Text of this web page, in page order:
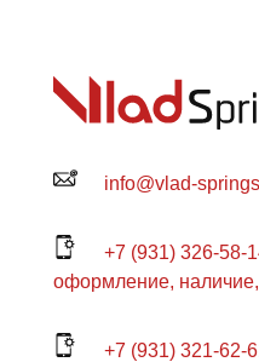
info@vlad-
+7 (931) 326-58-
оформление, наличие,
+7 (931) 321-62-